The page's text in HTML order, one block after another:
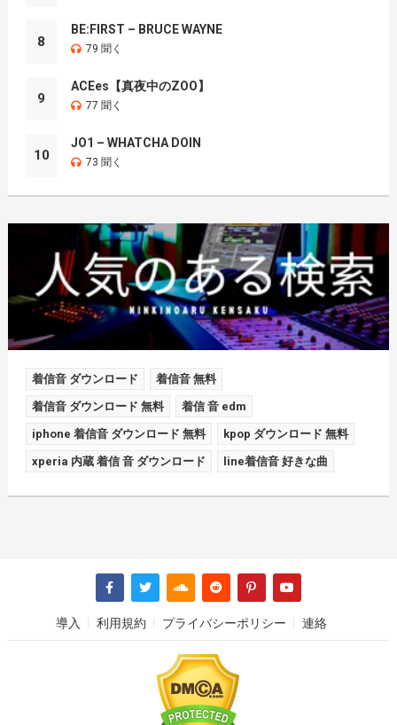
8
BE:FIRST – BRUCE WAYNE
79 聞く
9
ACEes【真夜中のZOO】
77 聞く
10
JO1 – WHATCHA DOIN
73 聞く
着信音 ダウンロード 着信音 無料
着信音 ダウンロード 無料 着信 音 edm
iphone 着信音 ダウンロード 無料 kpop ダウンロード 無料
xperia 内蔵 着信 音 ダウンロード line着信音 好きな曲
導入 利用規約 プライバシーポリシー 連絡